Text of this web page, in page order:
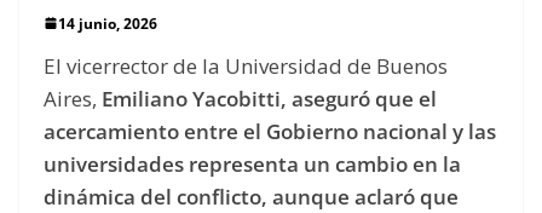
14 junio, 2026
El vicerrector de la Universidad de Buenos
Aires, Emiliano Yacobitti, aseguró que el
acercamiento entre el Gobierno nacional y las
universidades representa un cambio en la
dinámica del conflicto, aunque aclaró que